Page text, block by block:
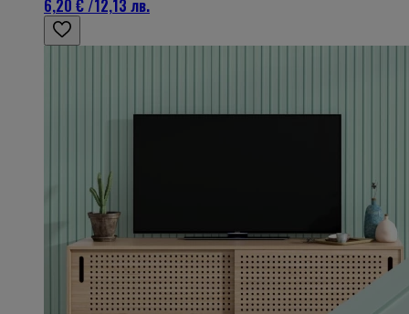
6,20 €/12,13 лв.